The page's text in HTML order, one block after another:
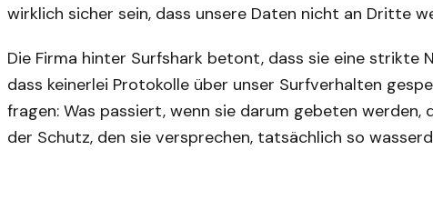
wirklich sicher sein, dass unsere Daten nicht an Dritte
Die Firma hinter Surfshark betont, dass sie eine
dass keinerlei Protokolle über unser Surfverhalten
fragen: Was passiert, wenn sie darum gebeten
der Schutz, den sie versprechen, tatsächlich so